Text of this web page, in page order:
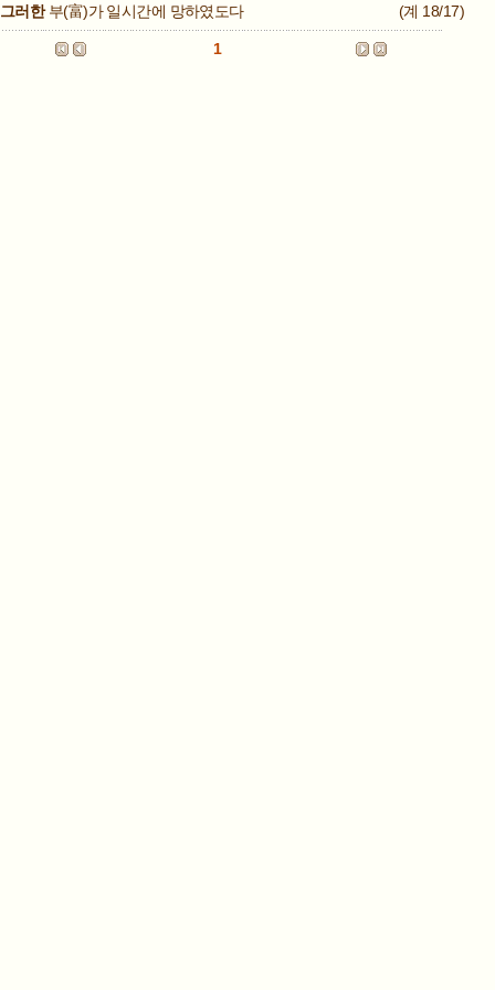
그러한부(富)가 일시간에 망하였도다 (계 18/17)
1